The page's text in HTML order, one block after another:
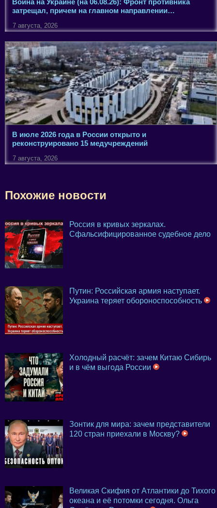
затрещал, причем на главном направлении…
7 августа, 2026
В июле 2026 года в России открыто и
реконструировано 15 медучреждений
7 августа, 2026
Похожие новости
Россия в кривых зеркалах.
Сфальсифицированное судебное дело
Путин: Российская армия наступает.
Украина теряет обороноспособность
Холодный расчёт: зачем Китаю Сибирь
и в чём выгода России
Зонтик для мира: зачем представители
120 стран приехали в Москву?
Великая Скифия от Атлантики до Тихого
океана и её потомки сегодня. Ольга